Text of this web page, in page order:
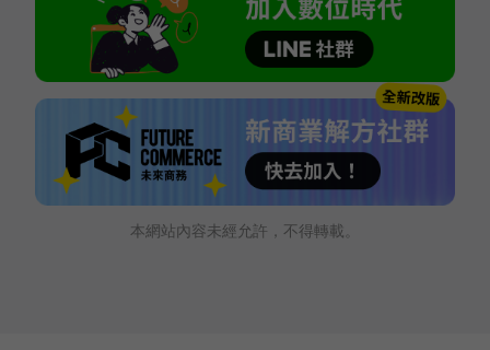
本網站內容未經允許，不得轉載。